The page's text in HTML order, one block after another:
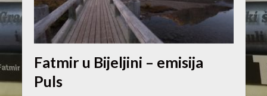
Fatmir u Bijeljini – emisija
Puls